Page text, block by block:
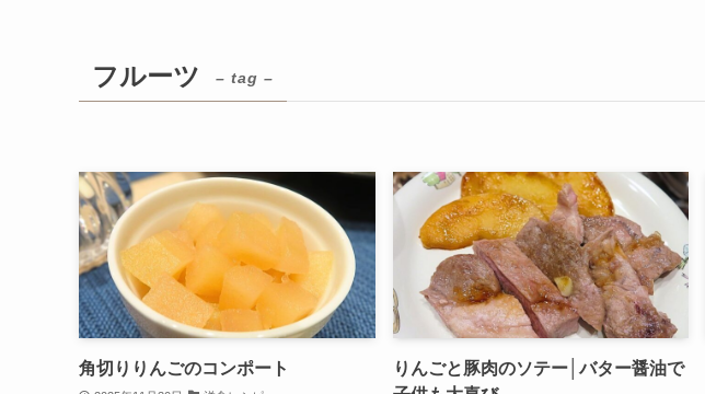
フルーツ – tag –
角切りりんごのコンポート
りんごと豚肉のソテー│バター醤油で